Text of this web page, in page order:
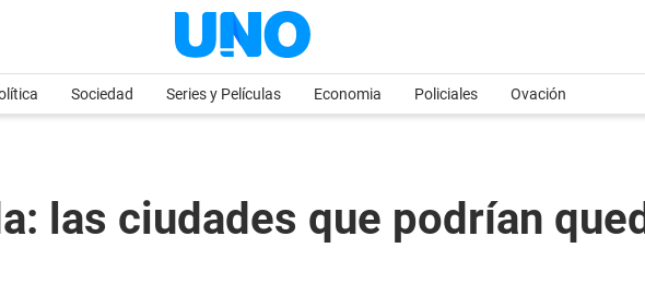
Sociedad Series y Películas Economia Policiales Ovación
las ciudades que podrían